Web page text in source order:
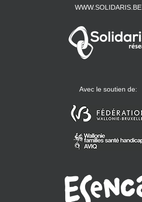
WWW.SOLIDARIS.BE
Avec le soutien de: